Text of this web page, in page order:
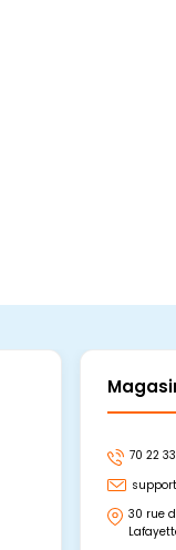
70 22
30 rue